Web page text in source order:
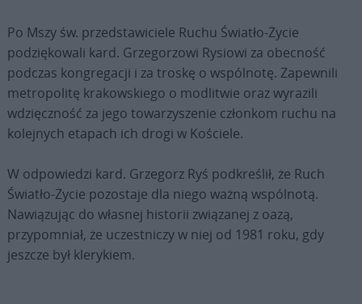
Po Mszy św. przedstawiciele Ruchu Światło-Życie
podziękowali kard. Grzegorzowi Rysiowi za obecność
podczas kongregacji i za troskę o wspólnotę. Zapewnili
metropolitę krakowskiego o modlitwie oraz wyrazili
wdzięczność za jego towarzyszenie członkom ruchu na
kolejnych etapach ich drogi w Kościele.
W odpowiedzi kard. Grzegorz Ryś podkreślił, że Ruch
Światło-Życie pozostaje dla niego ważną wspólnotą.
Nawiązując do własnej historii związanej z oazą,
przypomniał, że uczestniczy w niej od 1981 roku, gdy
jeszcze był klerykiem.